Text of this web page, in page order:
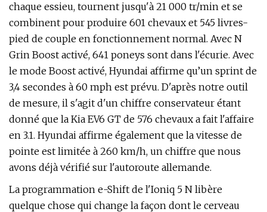
chaque essieu, tournent jusqu'à 21 000 tr/min et se
combinent pour produire 601 chevaux et 545 livres-
pied de couple en fonctionnement normal. Avec N
Grin Boost activé, 641 poneys sont dans l'écurie. Avec
le mode Boost activé, Hyundai affirme qu’un sprint de
3,4 secondes à 60 mph est prévu. D'après notre outil
de mesure, il s'agit d'un chiffre conservateur étant
donné que la Kia EV6 GT de 576 chevaux a fait l'affaire
en 3.1. Hyundai affirme également que la vitesse de
pointe est limitée à 260 km/h, un chiffre que nous
avons déjà vérifié sur l'autoroute allemande.
La programmation e-Shift de l'Ioniq 5 N libère
quelque chose qui change la façon dont le cerveau